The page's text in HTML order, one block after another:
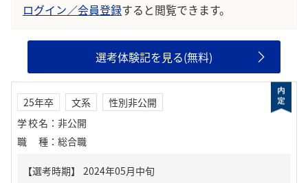
ログイン／会員登録すると閲覧できます。
選考体験記を見る(無料)
25年卒 文系
性別非公開
学校名 ： 非公開
職種 ： 総合職